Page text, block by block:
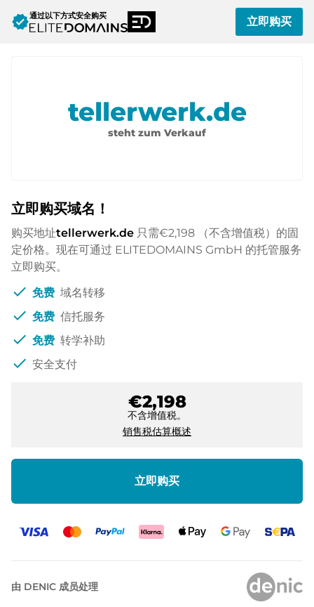
verified通过以下方式安全购买 立即购买
tellerwerk.de
steht zum Verkauf
立即购买域名！
购买地址tellerwerk.de 只需€2,198
（不含增值税）的固
定价格。现在可通过 ELITEDOMAINS GmbH 的托管服务
立即购买。
check 免费 域名转移
check 免费 信托服务
check 免费 转学补助
check 安全支付
€2,198
不含增值税。
销售税估算概述
立即购买
由 DENIC 成员处理